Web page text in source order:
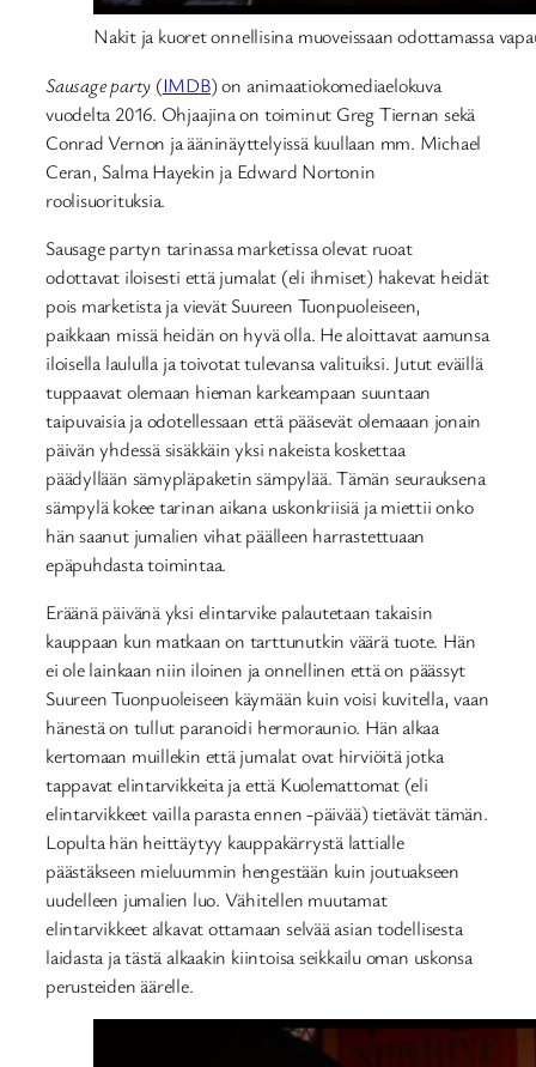
Nakit ja kuoret onnellisina muoveissaan odottamassa
Sausage party (IMDB) on animaatiokomediaelokuva
vuodelta 2016. Ohjaajina on toiminut Greg Tiernan sekä
Conrad Vernon ja ääninäyttelyissä kuullaan mm. Michael
Ceran, Salma Hayekin ja Edward Nortonin
roolisuorituksia.
Sausage partyn tarinassa marketissa olevat ruoat
odottavat iloisesti että jumalat (eli ihmiset) hakevat heidät
pois marketista ja vievät Suureen Tuonpuoleiseen,
paikkaan missä heidän on hyvä olla. He aloittavat aamunsa
iloisella laululla ja toivotat tulevansa valituiksi. Jutut eväillä
tuppaavat olemaan hieman karkeampaan suuntaan
taipuvaisia ja odotellessaan että pääsevät olemaaan jonain
päivän yhdessä sisäkkäin yksi nakeista koskettaa
päädyllään sämypläpaketin sämpylää. Tämän seurauksena
sämpylä kokee tarinan aikana uskonkriisiä ja miettii onko
hän saanut jumalien vihat päälleen harrastettuaan
epäpuhdasta toimintaa.
Eräänä päivänä yksi elintarvike palautetaan takaisin
kauppaan kun matkaan on tarttunutkin väärä tuote. Hän
ei ole lainkaan niin iloinen ja onnellinen että on päässyt
Suureen Tuonpuoleiseen käymään kuin voisi kuvitella, vaan
hänestä on tullut paranoidi hermoraunio. Hän alkaa
kertomaan muillekin että jumalat ovat hirviöitä jotka
tappavat elintarvikkeita ja että Kuolemattomat (eli
elintarvikkeet vailla parasta ennen -päivää) tietävät tämän.
Lopulta hän heittäytyy kauppakärrystä lattialle
päästäkseen mieluummin hengestään kuin joutuakseen
uudelleen jumalien luo. Vähitellen muutamat
elintarvikkeet alkavat ottamaan selvää asian todellisesta
laidasta ja tästä alkaakin kiintoisa seikkailu oman uskonsa
perusteiden äärelle.